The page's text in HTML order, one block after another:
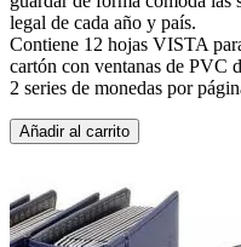
legal de cada año y país.
Contiene 12 hojas VISTA
cartón con ventanas de PVC
2 series de monedas por
Añadir al carrito